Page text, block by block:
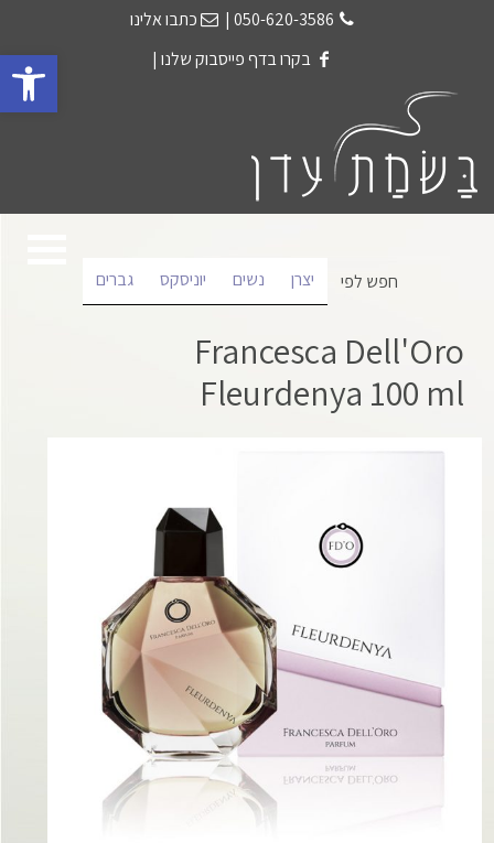
050-620-3586
|
כתבו אלינו
בקרו בדף פייסבוק שלנו |
חפש לפי גברים יוניסקס נשים יצרן
Francesca Dell'Oro
Fleurdenya 100 ml